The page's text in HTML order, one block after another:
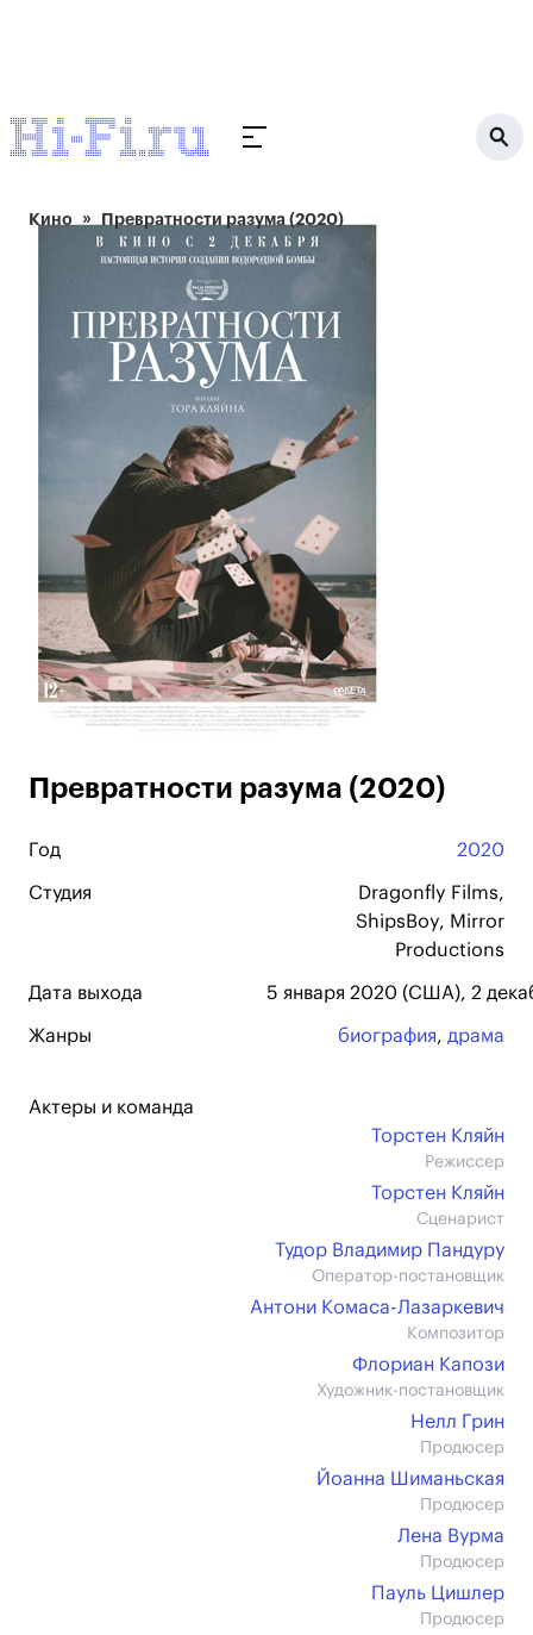
Кино Превратности разума (2020)
Превратности разума (2020)
Год 2020
Студия
Dragonfly Films,
ShipsBoy, Mirror
Productions
Дата выхода 5 января 2020 (США), 2
Жанры биография, драма
Актеры и команда
Торстен Кляйн
Режиссер
Торстен Кляйн
Сценарист
Тудор Владимир Пандуру
Оператор-постановщик
Антони Комаса-Лазаркевич
Композитор
Флориан Капози
Художник-постановщик
Нелл Грин
Продюсер
Йоанна Шиманьская
Продюсер
Лена Вурма
Продюсер
Пауль Цишлер
Продюсер